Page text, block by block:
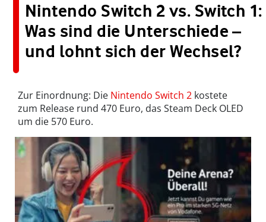
Nintendo Switch 2 vs. Switch 1:
Was sind die Unterschiede –
und lohnt sich der Wechsel?
Zur Einordnung: Die Nintendo Switch 2 kostete
zum Release rund 470 Euro, das Steam Deck OLED
um die 570 Euro.